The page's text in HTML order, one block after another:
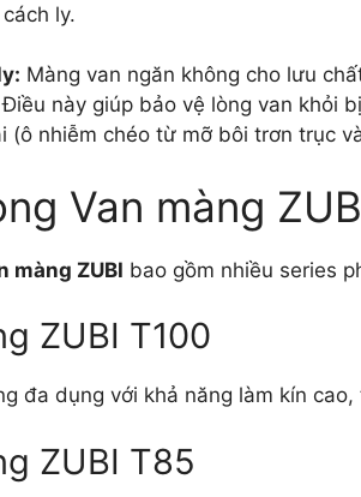
ly.
Màng van ngăn không cho lưu
này giúp bảo vệ lòng van khỏi
(ô nhiễm chéo từ mỡ bôi trơn trục
Van màng
màng ZUBI bao gồm nhiều series
ZUBI T100
đa dụng với khả năng làm kín
ZUBI T85